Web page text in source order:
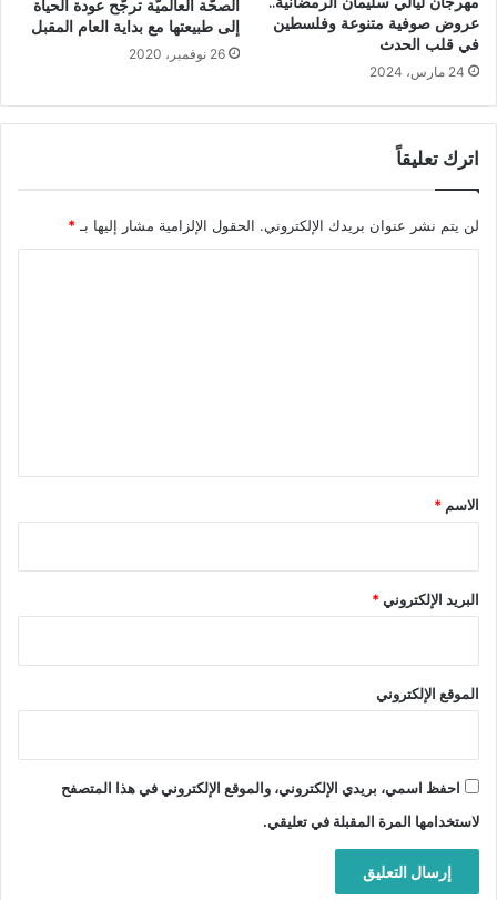
عروض صوفية متنوعة وفلسطين
في قلب الحدث
24 مارس، 2024
الصحّة العالميّة ترجّح عودة الحياة
إلى طبيعتها مع بداية العام المقبل
26 نوفمبر، 2020
اترك تعليقاً
لن يتم نشر عنوان بريدك الإلكتروني. الحقول الإلزامية مشار إليها بـ*
*
الاسم *
البريد الإلكتروني*
الموقع الإلكتروني
احفظ اسمي، بريدي الإلكتروني، والموقع الإلكتروني في هذا المتصفح
لاستخدامها المرة المقبلة في تعليقي.